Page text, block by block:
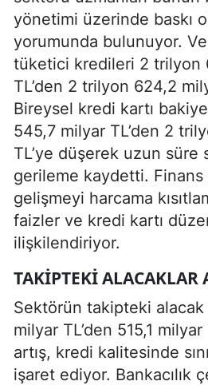
yönetimi üzerinde baskı
yorumunda bulunuyor.
tüketici kredileri 2 trilyon
TL’den 2 trilyon 624,2
Bireysel kredi kartı
545,7 milyar TL’den 2
TL’ye düşerek uzun süre
gerileme kaydetti.
gelişmeyi harcama
faizler ve kredi kartı
ilişkilendiriyor.
TAKIPTEKI ALACAKLAR
Sektörün takipteki alacak
milyar TL’den 515,1
artış, kredi kalitesinde
işaret ediyor. Bankacılık